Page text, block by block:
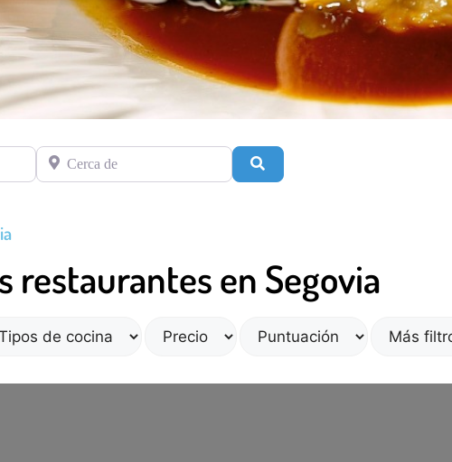
Cerca de
restaurantes en Segovia